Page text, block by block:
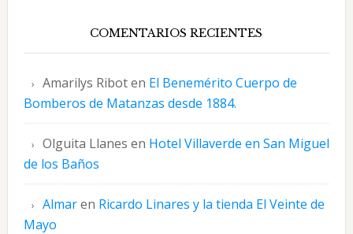
COMENTARIOS RECIENTES
Amarilys Riboten El Benemérito Cuerpo de
Bomberos de Matanzas desde 1884.
Olguita Llanes en Hotel Villaverde en San Miguel
de los Baños
Almaren Ricardo Linares y la tienda El Veinte de
Mayo